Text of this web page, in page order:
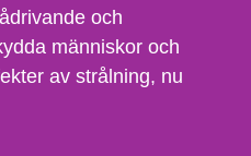
och
människor och
av strålning, nu